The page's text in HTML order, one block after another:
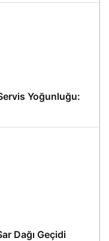
Yoğunluğu:
Dağı Geçidi